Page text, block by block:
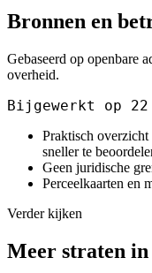
Bronnen en
Gebaseerd op openbare
overheid.
Bijgewerkt op 22
Praktisch overzicht
sneller te
Geen juridische
Perceelkaarten en
Verder kijken
Meer straten in